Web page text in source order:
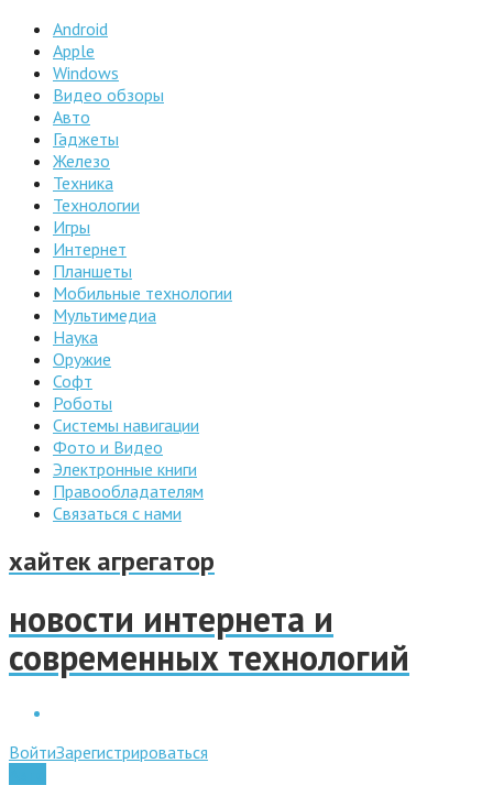
Android
Apple
Windows
Видео обзоры
Авто
Гаджеты
Железо
Техника
Технологии
Игры
Интернет
Планшеты
Мобильные технологии
Мультимедиа
Наука
Оружие
Софт
Роботы
Системы навигации
Фото и Видео
Электронные книги
Правообладателям
Связаться с нами
хайтек агрегатор
новости интернета и
современных технологий
ВойтиЗарегистрироваться